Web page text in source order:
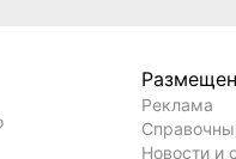
Реклама
Новости и